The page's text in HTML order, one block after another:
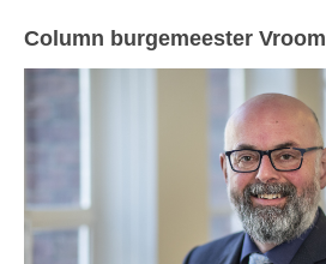
Column burgemeester Vroom